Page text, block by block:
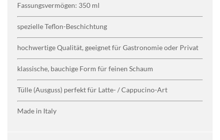
Fassungsvermögen: 350 ml
spezielle Teflon-Beschichtung
hochwertige Qualität, geeignet für Gastronomie oder Privat
klassische, bauchige Form für feinen Schaum
Tülle (Ausguss) perfekt für Latte- / Cappucino-Art
Made in Italy